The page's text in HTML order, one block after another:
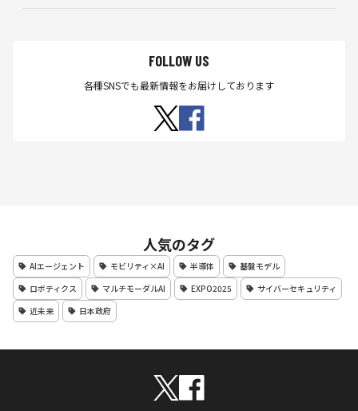
FOLLOW US
各種SNSでも最新情報をお届けしております
人気のタグ
AIエージェント モビリティ×AI 半導体
基盤モデル
ロボティクス
マルチモーダルAI EXPO2025
サイバーセキュリティ
近未来
日本政府